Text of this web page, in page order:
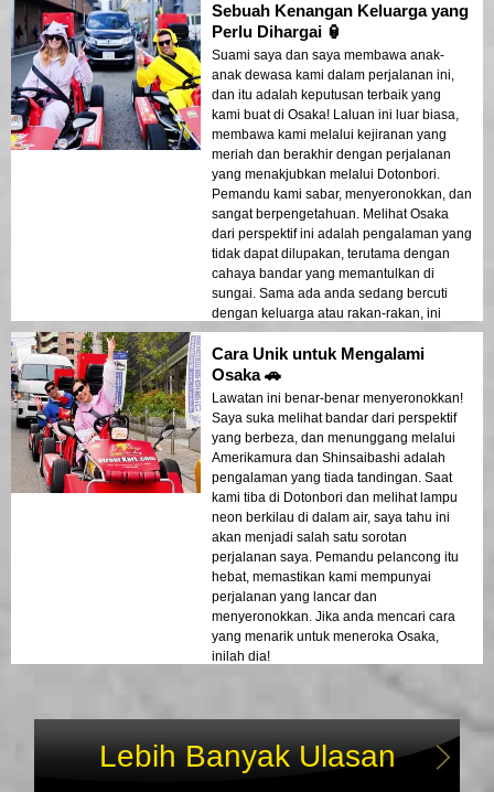
Sebuah Kenangan Keluarga yang
Perlu Dihargai 🏮
Suami saya dan saya membawa anak-
anak dewasa kami dalam perjalanan ini,
dan itu adalah keputusan terbaik yang
kami buat di Osaka! Laluan ini luar biasa,
membawa kami melalui kejiranan yang
meriah dan berakhir dengan perjalanan
yang menakjubkan melalui Dotonbori.
Pemandu kami sabar, menyeronokkan, dan
sangat berpengetahuan. Melihat Osaka
dari perspektif ini adalah pengalaman yang
tidak dapat dilupakan, terutama dengan
cahaya bandar yang memantulkan di
sungai. Sama ada anda sedang bercuti
dengan keluarga atau rakan-rakan, ini
adalah pengalaman yang anda tidak mahu
lepaskan!
Cara Unik untuk Mengalami
Osaka 🚗
Lawatan ini benar-benar menyeronokkan!
Saya suka melihat bandar dari perspektif
yang berbeza, dan menunggang melalui
Amerikamura dan Shinsaibashi adalah
pengalaman yang tiada tandingan. Saat
kami tiba di Dotonbori dan melihat lampu
neon berkilau di dalam air, saya tahu ini
akan menjadi salah satu sorotan
perjalanan saya. Pemandu pelancong itu
hebat, memastikan kami mempunyai
perjalanan yang lancar dan
menyeronokkan. Jika anda mencari cara
yang menarik untuk meneroka Osaka,
inilah dia!
Lebih Banyak Ulasan